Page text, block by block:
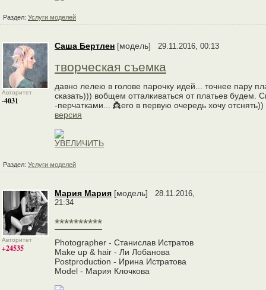
Раздел: Услуги моделей
Авторитет
-4031
Саша Бертлен [модель] 29.11.2016, 00:13
творческая съемка
давно лелею в голове парочку идей... точнее пару
сказать))) вобщем отталкиваться от платьев
-перчатками... 👸его в первую очередь хочу
версия
Раздел: Услуги моделей
Авторитет
+24535
Мария Мария [модель]
28.11.2016,
21:34
**********
Photographer - Станислав Истратов
Make up & hair - Ли Лобанова
Postproduction - Ирина Истратова
Model - Мария Клочкова